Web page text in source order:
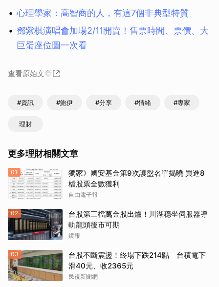
心理學家：高智商的人，有這7個非典型特質
鄧紫棋演唱會加場2/11開賣！售票時間、票價、大
巨蛋座位圖一次看
查看原始文章
#資訊 #鮑伊 #分享 #情緒 #專家
理財
更多理財相關文章
01
獨家》國安基金第9次護盤名單揭曉 買進8
檔股票全數獲利
自由電子報
02
台股第三檔萬金股出爐！川湖穩坐伺服器導
軌龍頭後市可期
鏡報
03
台股不斷震盪！終場下跌214點 台積電下
滑40元、收2365元
民視新聞網